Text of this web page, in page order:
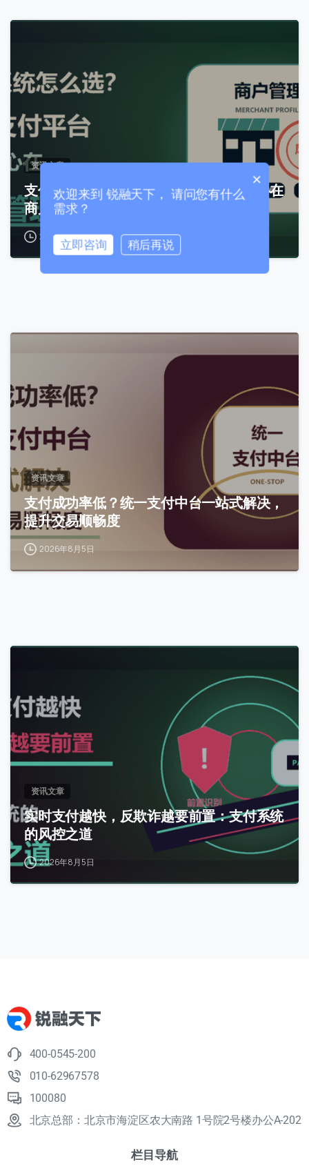
资讯文章
支付系统怎么选？统一支付平台风控核心在
商户管理
2026年8月6日
0
资讯文章
支付成功率低？统一支付中台一站式解决，
提升交易顺畅度
2026年8月5日
资讯文章
实时支付越快，反欺诈越要前置：支付系统
的风控之道
2026年8月5日
400-0545-200
010-62967578
100080
北京总部：北京市海淀区农大南路 1号院2号楼办公A-202
栏目导航
我们的团队会尽快回复。
+86
+86
0 / 180
我们通常的回复时间：
×
欢迎来到 锐融天下， 请问您有什么
需求？
立即咨询 稍后再说